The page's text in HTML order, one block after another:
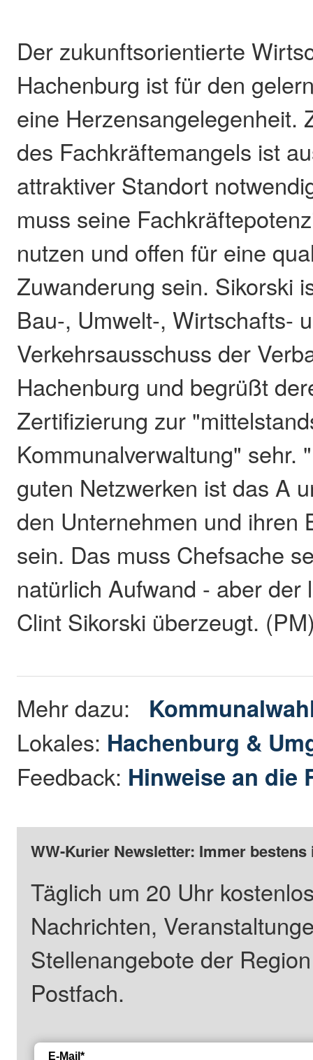
Der zukunftsorientierte
Hachenburg ist für den
eine Herzensangelegenheit.
des Fachkräftemangels ist
attraktiver Standort
muss seine
nutzen und offen für eine
Zuwanderung sein. Sikorski
Bau-, Umwelt-, Wirtschafts-
Verkehrsausschuss der
Hachenburg und begrüßt
Zertifizierung zur
Kommunalverwaltung" sehr.
guten Netzwerken ist das A
den Unternehmen und ihren
sein. Das muss Chefsache
natürlich Aufwand - aber der
Clint Sikorski überzeugt.
Mehr dazu:
Lokales: Hachenburg &
Feedback: Hinweise an die
WW-Kurier Newsletter: Immer
Täglich um 20 Uhr
Nachrichten,
Stellenangebote der
Postfach.
E-Mail*